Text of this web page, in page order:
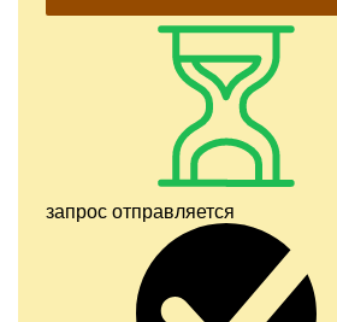
запрос отправляется